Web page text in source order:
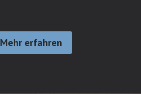
Mehr erfahren